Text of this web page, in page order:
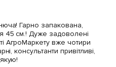
Гарно запакована,
45 см.! Дуже задоволені
АгроМаркету вже чотири
консультанти привітливі,